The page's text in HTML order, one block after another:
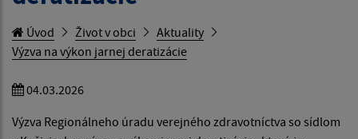
Úvod Život v obci
Aktuality
Výzva na výkon jarnej deratizácie
04.03.2026
Výzva Regionálneho úradu verejného zdravotníctva so sídlom